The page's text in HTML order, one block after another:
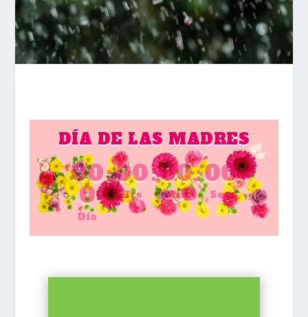
DÍA DE LAS MADRES
00
0
Día
:00
Hrs
:00
Min
:00
Seg